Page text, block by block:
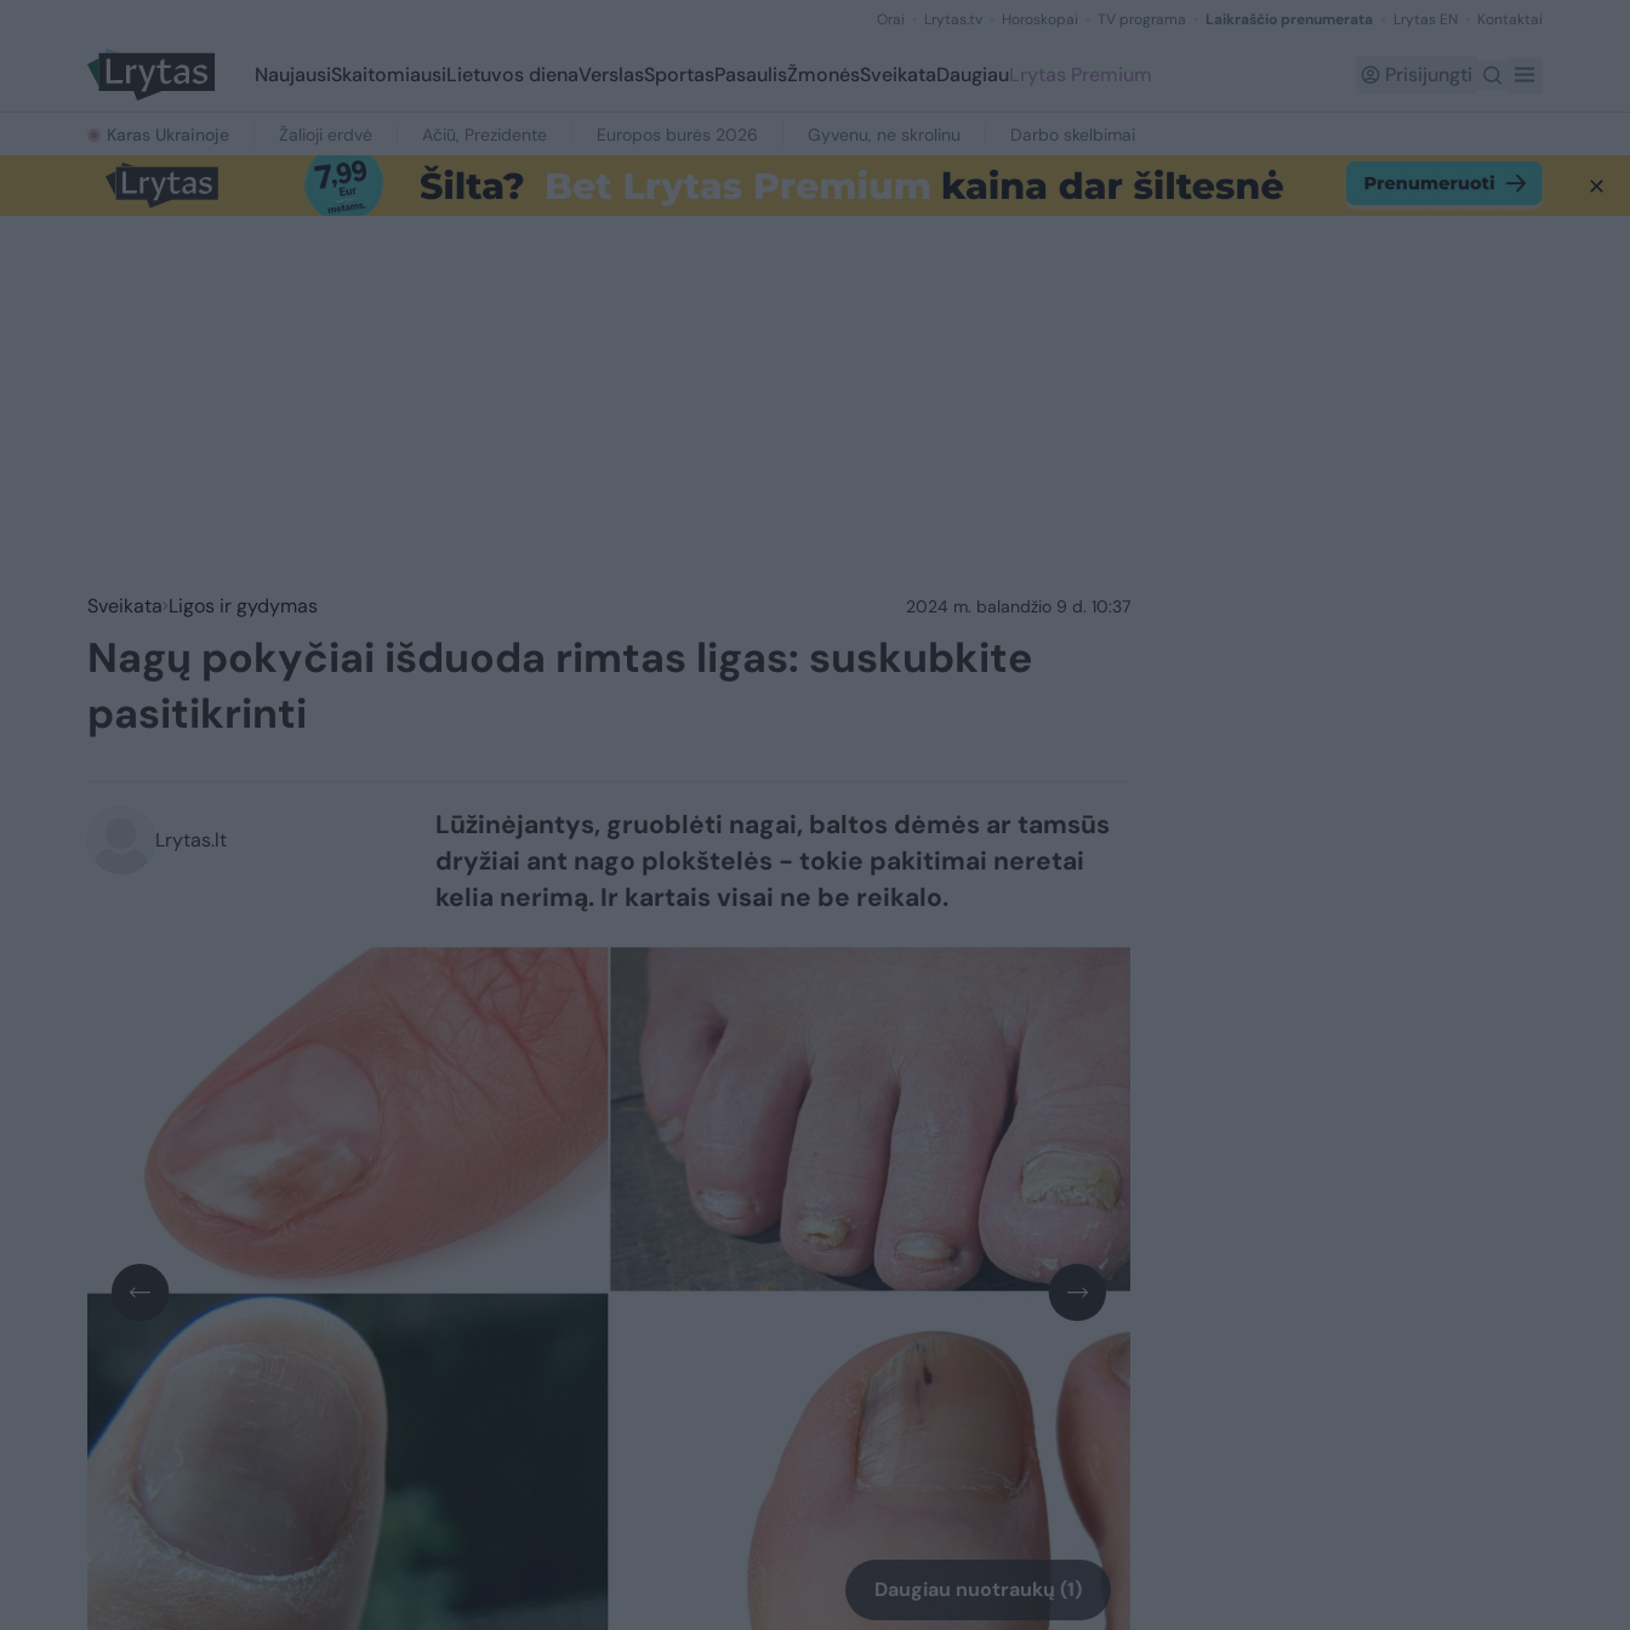
Orai Lrytas.tv Horoskopai TV programa Laikraščio prenumerata Lrytas EN Kontaktai
NaujausiSkaitomiausiLietuvos dienaVerslasSportasPasaulisŽmonėsSveikataDaugiauLrytas Premium Prisijungti
Karas Ukrainoje Žalioji erdvė Ačiū, Prezidente Europos burės 2026 Gyvenu, ne skrolinu Darbo skelbimai
Sveikata Ligos ir gydymas 2024 m. balandžio 9 d. 10:37
Nagų pokyčiai išduoda rimtas ligas: suskubkite
pasitikrinti
Lrytas.lt
Lūžinėjantys, gruoblėti nagai, baltos dėmės ar tamsūs
dryžiai ant nago plokštelės - tokie pakitimai neretai
kelia nerimą. Ir kartais visai ne be reikalo.
Daugiau nuotraukų (1)